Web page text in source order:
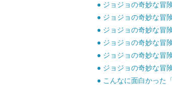
● ジョジョの奇妙な冒
● ジョジョの奇妙な冒
● ジョジョの奇妙な冒
● ジョジョの奇妙な冒
● ジョジョの奇妙な冒
● ジョジョの奇妙な冒
● こんなに面白かった